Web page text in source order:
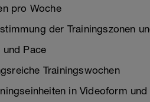
pro Woche
der Trainingszonen
und Pace
Trainingswochen
in Videoform